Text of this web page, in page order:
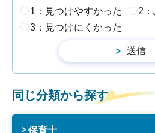
1：見つけやすかった
2：
3：見つけにくかった
同じ分類から探す
保育士